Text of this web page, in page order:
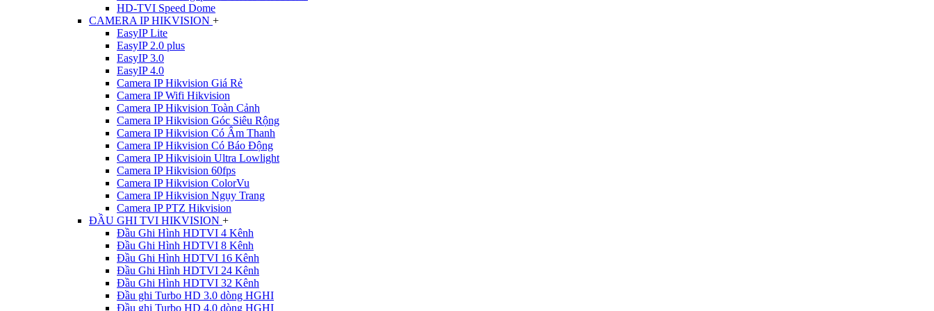
HD-TVI Speed Dome
CAMERA IP HIKVISION +
EasyIP Lite
EasyIP 2.0 plus
EasyIP 3.0
EasyIP 4.0
Camera IP Hikvision Giá Rẻ
Camera IP Wifi Hikvision
Camera IP Hikvision Toàn Cảnh
Camera IP Hikvision Góc Siêu Rộng
Camera IP Hikvision Có Âm Thanh
Camera IP Hikvision Có Báo Động
Camera IP Hikvisioin Ultra Lowlight
Camera IP Hikvision 60fps
Camera IP Hikvision ColorVu
Camera IP Hikvision Ngụy Trang
Camera IP PTZ Hikvision
ĐẦU GHI TVI HIKVISION +
Đầu Ghi Hình HDTVI 4 Kênh
Đầu Ghi Hình HDTVI 8 Kênh
Đầu Ghi Hình HDTVI 16 Kênh
Đầu Ghi Hình HDTVI 24 Kênh
Đầu Ghi Hình HDTVI 32 Kênh
Đầu ghi Turbo HD 3.0 dòng HGHI
Đầu ghi Turbo HD 4.0 dòng HGHI